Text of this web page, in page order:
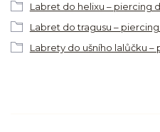
Labret do helixu – piercing
Labret do tragusu –
Labrety do ušního lalůčku –